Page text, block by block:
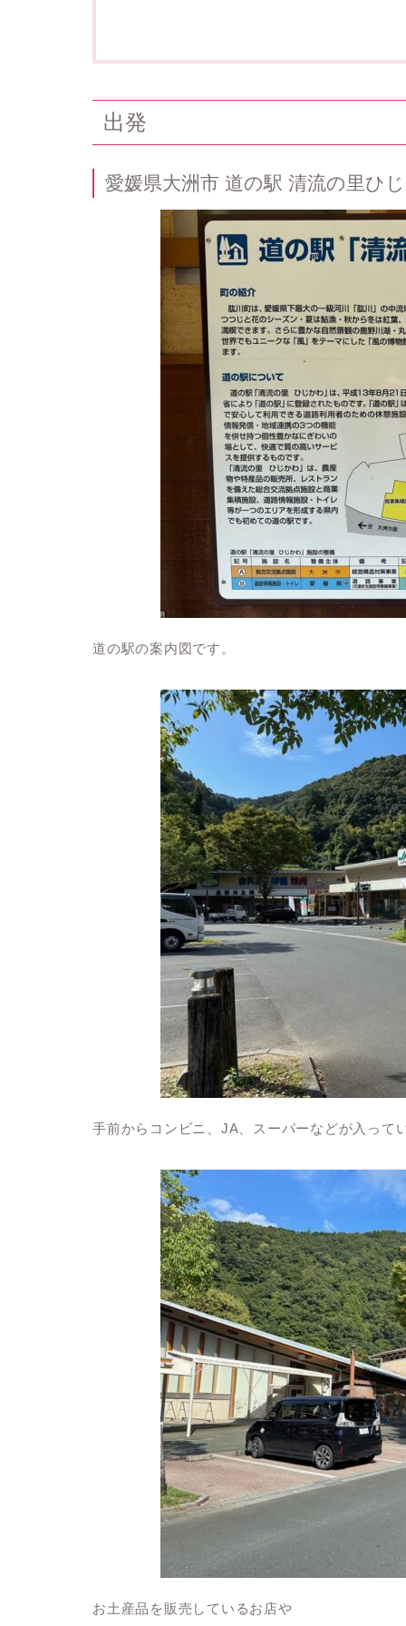
出発
愛媛県大洲市 道の駅 清流の里ひ
道の駅の案内図です。
手前からコンビニ、JA、スーパーなどが入って
お土産品を販売しているお店や